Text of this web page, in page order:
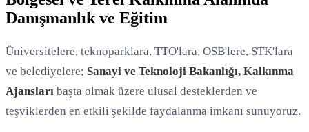
Danışmanlık ve Eğitim
Üniversitelere, teknoparklara, TTO'lara, OSB'lere, STK'lara
ve belediyelere; Sanayi ve Teknoloji Bakanlığı, Kalkınma
Ajansları başta olmak üzere ulusal desteklerden ve
teşviklerden en etkili şekilde faydalanma imkanı sunuyoruz.